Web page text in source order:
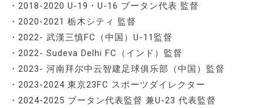
・2018-2020 U-19・U-16 ブータン代表 監督
・2020-2021 栃木シティ 監督
・2022- 武漢三慎FC（中国）U-11監督
・2022- Sudeva Delhi FC（インド）監督
・2023- 河南拜尔中云智建足球俱乐部（中国）監督
・2023-2024 東京23FC スポーツダイレクター
・2024-2025 ブータン代表監督 兼U-23 代表監督